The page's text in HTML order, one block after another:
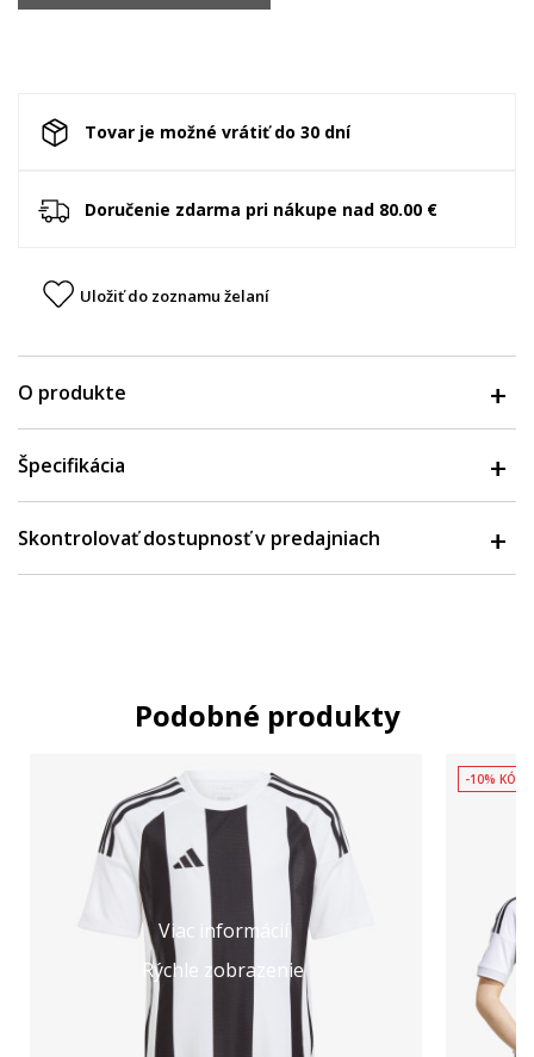
Tovar je možné vrátiť do 30 dní
Doručenie zdarma pri nákupe nad 80.00 €
Uložiť do zoznamu želaní
O produkte
Špecifikácia
Skontrolovať dostupnosť v predajniach
Podobné produkty
Viac informácií
Rýchle zobrazenie
-10% KÓD: